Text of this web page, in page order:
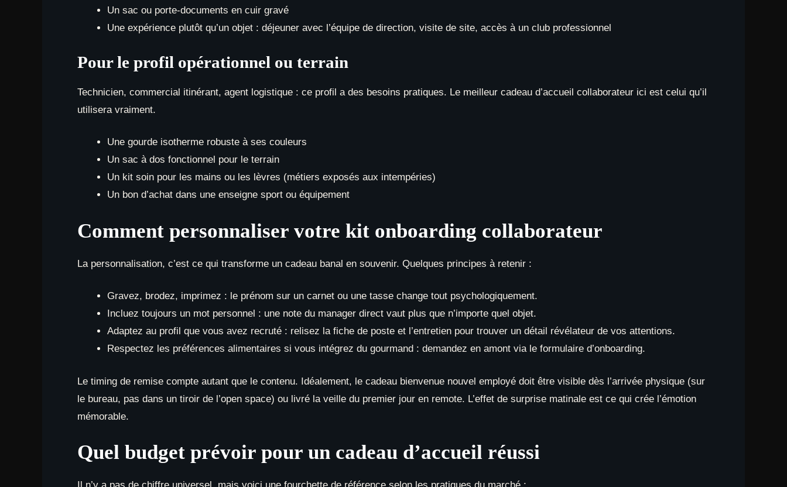
Un sac ou porte-documents en cuir gravé
Une expérience plutôt qu’un objet : déjeuner avec l’équipe de direction, visite de site, accès à un club professionnel
Pour le profil opérationnel ou terrain
Technicien, commercial itinérant, agent logistique : ce profil a des besoins pratiques. Le meilleur cadeau d’accueil collaborateur ici est celui qu’il
utilisera vraiment.
Une gourde isotherme robuste à ses couleurs
Un sac à dos fonctionnel pour le terrain
Un kit soin pour les mains ou les lèvres (métiers exposés aux intempéries)
Un bon d’achat dans une enseigne sport ou équipement
Comment personnaliser votre kit onboarding collaborateur
La personnalisation, c’est ce qui transforme un cadeau banal en souvenir. Quelques principes à retenir :
Gravez, brodez, imprimez : le prénom sur un carnet ou une tasse change tout psychologiquement.
Incluez toujours un mot personnel : une note du manager direct vaut plus que n’importe quel objet.
Adaptez au profil que vous avez recruté : relisez la fiche de poste et l’entretien pour trouver un détail révélateur de vos attentions.
Respectez les préférences alimentaires si vous intégrez du gourmand : demandez en amont via le formulaire d’onboarding.
Le timing de remise compte autant que le contenu. Idéalement, le cadeau bienvenue nouvel employé doit être visible dès l’arrivée physique (sur
le bureau, pas dans un tiroir de l’open space) ou livré la veille du premier jour en remote. L’effet de surprise matinale est ce qui crée l’émotion
mémorable.
Quel budget prévoir pour un cadeau d’accueil réussi